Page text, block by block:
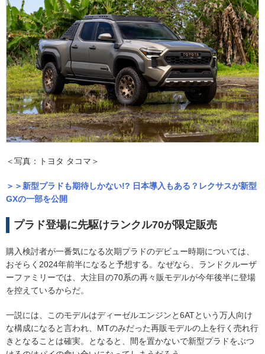
＜写真：トヨタ タコマ＞
＞＞新型プラドも期待しかない!? 日本導入もある？レクサスが新型
GXの一部を公開
プラド登場に先駆けランクル70が限定販売
購入検討者が一番気になる次期プラドのデビュー時期については、
おそらく2024年前半になると予想する。なぜなら、ランドクルーザ
ーファミリーでは、大注目の70系の再々販モデルが今年後半に登場
を控えているからだ。
一説には、このモデルはディーゼルエンジンと6ATという万人向け
な構成になると言われ、MTのみだった再販モデルの上を行く売れ行
きとなることは確実。となると、間を置かないで新型プラドをぶつ